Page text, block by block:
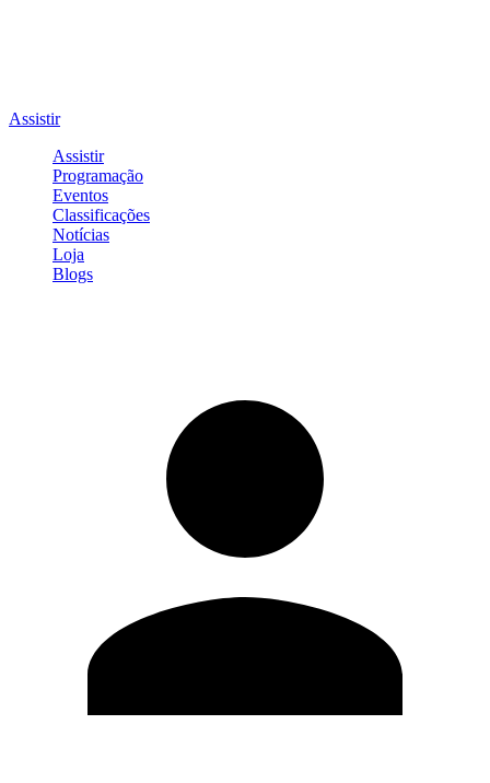
Assistir
Assistir
Programação
Eventos
Classificações
Notícias
Loja
Blogs